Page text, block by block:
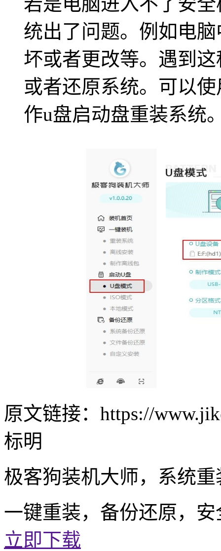
统出了问题。例如电
坏或者更改等。遇到
或者还原系统。可以
作u盘启动盘重装系统
原文链接：https://
标明
极客狗装机大师，系统
一键重装，备份还原，
立即下载